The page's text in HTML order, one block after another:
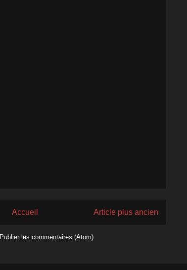
Article plus ancien
Accueil
Publier les commentaires (Atom)